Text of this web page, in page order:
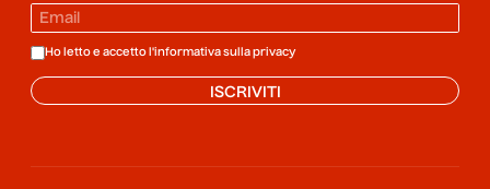
Ho letto e accetto l'informativa sulla privacy
ISCRIVITI